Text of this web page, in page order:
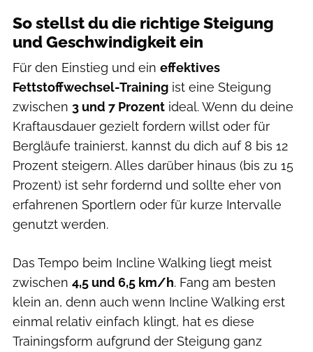
So stellst du die richtige Steigung
und Geschwindigkeit ein
Für den Einstieg und ein effektives
Fettstoffwechsel-Training ist eine Steigung
zwischen 3 und 7 Prozent ideal. Wenn du deine
Kraftausdauer gezielt fordern willst oder für
Bergläufe trainierst, kannst du dich auf 8 bis 12
Prozent steigern. Alles darüber hinaus (bis zu 15
Prozent) ist sehr fordernd und sollte eher von
erfahrenen Sportlern oder für kurze Intervalle
genutzt werden.
Das Tempo beim Incline Walking liegt meist
zwischen 4,5 und 6,5 km/h. Fang am besten
klein an, denn auch wenn Incline Walking erst
einmal relativ einfach klingt, hat es diese
Trainingsform aufgrund der Steigung ganz